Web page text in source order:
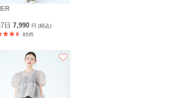
日 7,990 円 (税込)
85件